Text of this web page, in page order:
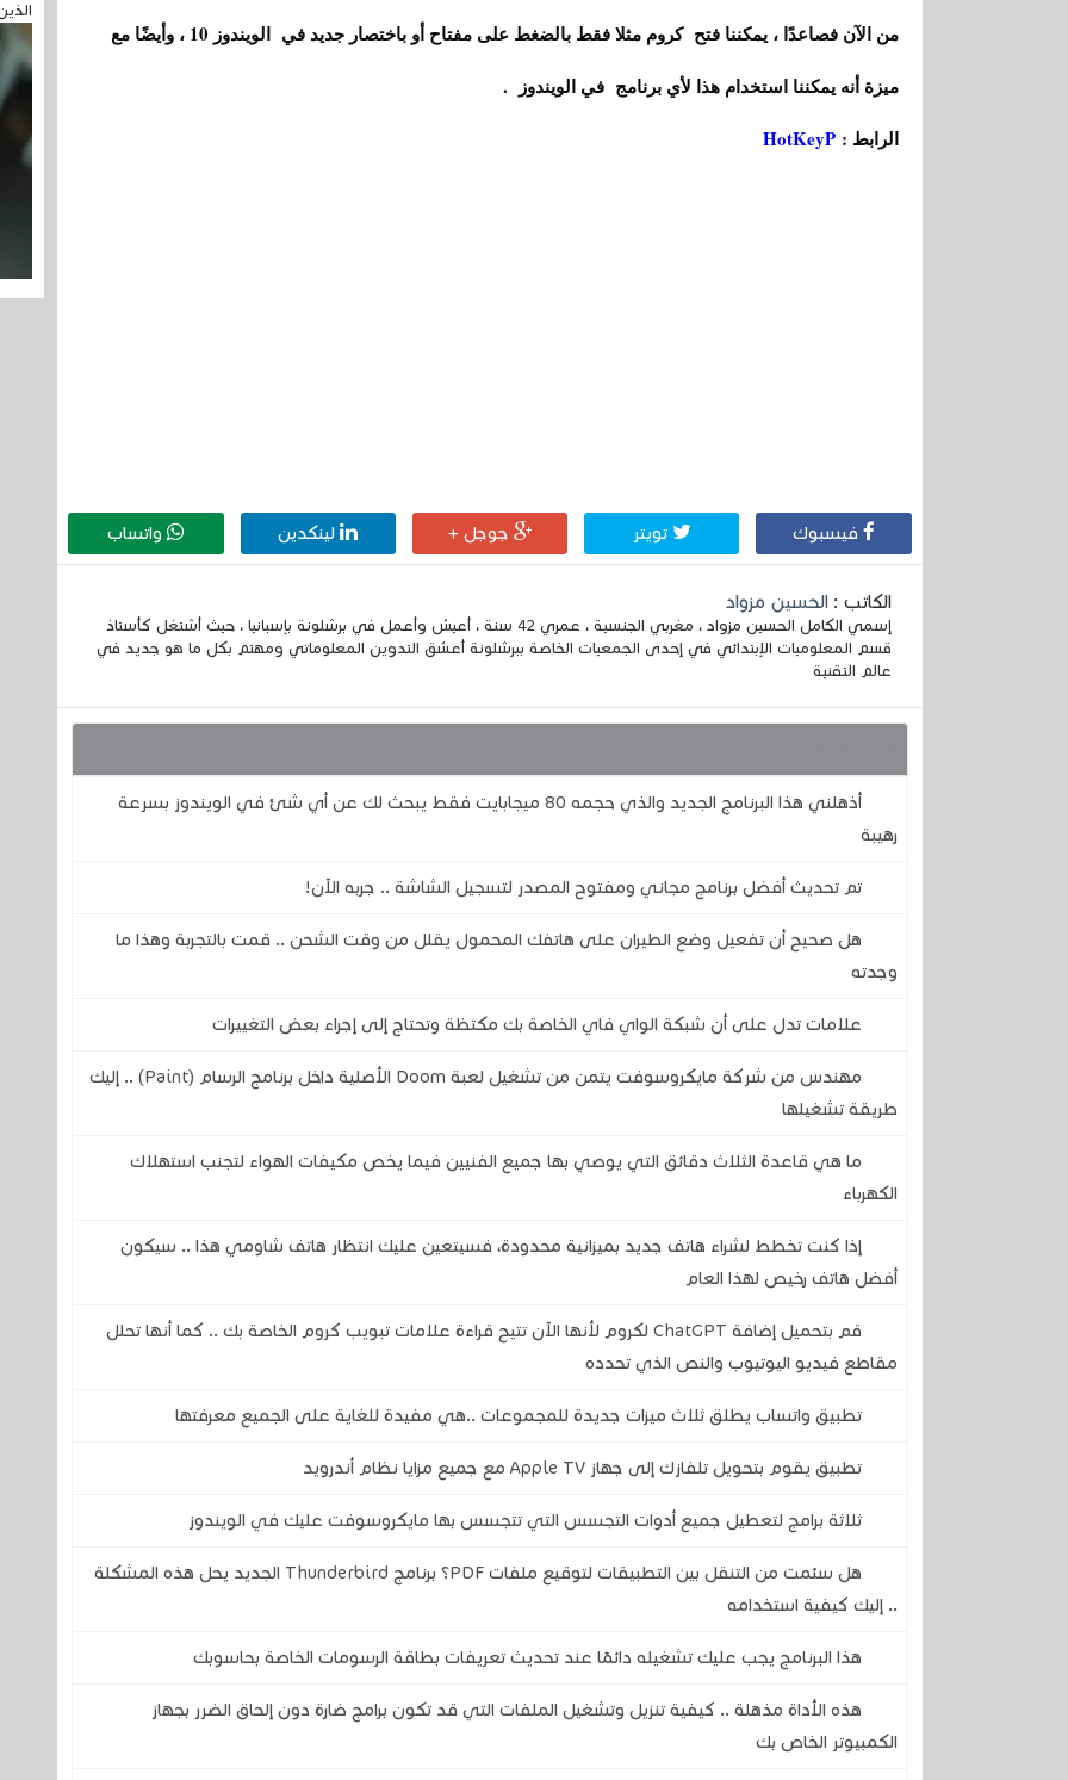
من الآن فصاعدًا ، يمكننا فتح كروم مثلا فقط بالضغط على مفتاح أو باختصار جديد في الويندوز 10 ، وأيضًا مع
ميزة أنه يمكننا استخدام هذا لأي برنامج في الويندوز .
الرابط : HotKeyP
فيسبوك تويتر جوجل + لينكدين واتساب
الكاتب : الحسين مزواد
إسمي الكامل الحسين مزواد ، مغربي الجنسية ، عمري 42 سنة ، أعيش وأعمل في برشلونة بإسبانيا ، حيث أشتغل كأستاذ
قسم المعلوميات الإبتدائي في إحدى الجمعيات الخاصة ببرشلونة أعشق التدوين المعلوماتي ومهتم بكل ما هو جديد في
عالم التقنية
أذهلني هذا البرنامج الجديد والذي حجمه 80 ميجابايت فقط يبحث لك عن أي شئ في الويندوز بسرعة
رهيبة
تم تحديث أفضل برنامج مجاني ومفتوح المصدر لتسجيل الشاشة .. جربه الآن!
هل صحيح أن تفعيل وضع الطيران على هاتفك المحمول يقلل من وقت الشحن .. قمت بالتجربة وهذا ما
وجدته
علامات تدل على أن شبكة الواي فاي الخاصة بك مكتظة وتحتاج إلى إجراء بعض التغييرات
مهندس من شركة مايكروسوفت يتمن من تشغيل لعبة Doom الأصلية داخل برنامج الرسام (Paint) .. إليك
طريقة تشغيلها
ما هي قاعدة الثلاث دقائق التي يوصي بها جميع الفنيين فيما يخص مكيفات الهواء لتجنب استهلاك
الكهرباء
إذا كنت تخطط لشراء هاتف جديد بميزانية محدودة، فسيتعين عليك انتظار هاتف شاومي هذا .. سيكون
أفضل هاتف رخيص لهذا العام
قم بتحميل إضافة ChatGPT لكروم لأنها الآن تتيح قراءة علامات تبويب كروم الخاصة بك .. كما أنها تحلل
مقاطع فيديو اليوتيوب والنص الذي تحدده
تطبيق واتساب يطلق ثلاث ميزات جديدة للمجموعات ..هي مفيدة للغاية على الجميع معرفتها
تطبيق يقوم بتحويل تلفازك إلى جهاز Apple TV مع جميع مزايا نظام أندرويد
ثلاثة برامج لتعطيل جميع أدوات التجسس التي تتجسس بها مايكروسوفت عليك في الويندوز
هل سئمت من التنقل بين التطبيقات لتوقيع ملفات PDF؟ برنامج Thunderbird الجديد يحل هذه المشكلة
.. إليك كيفية استخدامه
هذا البرنامج يجب عليك تشغيله دائمًا عند تحديث تعريفات بطاقة الرسومات الخاصة بحاسوبك
هذه الأداة مذهلة .. كيفية تنزيل وتشغيل الملفات التي قد تكون برامج ضارة دون إلحاق الضرر بجهاز
الكمبيوتر الخاص بك